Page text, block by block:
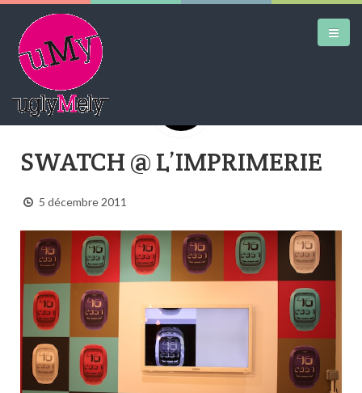
AIRTRAINERPEDIA
STREET ART
MW SHIFT
DAILY CITY
CONTACT
SWATCH @ L’IMPRIMERIE
5 décembre 2011